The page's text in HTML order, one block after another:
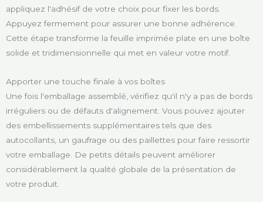
appliquez l'adhésif de votre choix pour fixer les bords.
Appuyez fermement pour assurer une bonne adhérence.
Cette étape transforme la feuille imprimée plate en une boîte
solide et tridimensionnelle qui met en valeur votre motif.
Apporter une touche finale à vos boîtes
Une fois l'emballage assemblé, vérifiez qu'il n'y a pas de bords
irréguliers ou de défauts d'alignement. Vous pouvez ajouter
des embellissements supplémentaires tels que des
autocollants, un gaufrage ou des paillettes pour faire ressortir
votre emballage. De petits détails peuvent améliorer
considérablement la qualité globale de la présentation de
votre produit.